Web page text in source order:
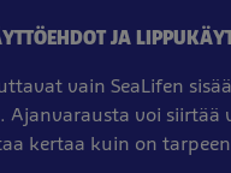
JA
vain SeaLifen
voi siirtää
kertaa kuin on